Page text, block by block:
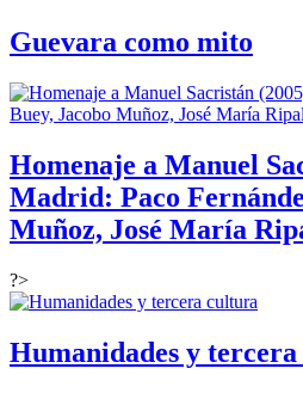
Guevara como mito
Homenaje a Manuel
Madrid: Paco
Muñoz, José María
?>
Humanidades y